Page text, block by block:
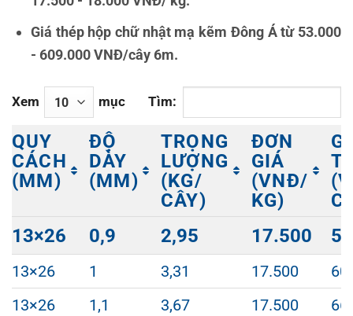
Giá thép hộp chữ nhật mạ kẽm Đông Á từ 53.000
- 609.000VNĐ/cây 6m.
Xem mục Tìm:
QUY
CÁCH
(MM)
ĐỘ
DÀY
(MM)
TRỌNG
LƯỢNG
(KG/
CÂY)
ĐƠN
GIÁ
(VNĐ/
KG)
QUY
CÁCH
(MM)
ĐỘ
DÀY
(MM)
TRỌNG
LƯỢNG
(KG/
CÂY)
ĐƠN
GIÁ
(VNĐ/
KG)
13×26 0,9 2,95 17.500
13×26 1 3,31 17.500
13×26
1,1 3,67 17.500